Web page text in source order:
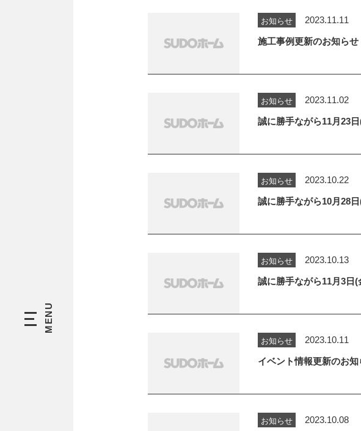
お知らせ 2023.11.11
施工事例更新のお知らせ
お知らせ 2023.11.02
誠に勝手ながら11月23
お知らせ 2023.10.22
誠に勝手ながら10月28
お知らせ 2023.10.13
誠に勝手ながら11月3日
お知らせ 2023.10.11
イベント情報更新のお知
お知らせ 2023.10.08